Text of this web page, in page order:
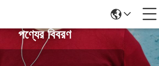
পণ্যের বিবরণ